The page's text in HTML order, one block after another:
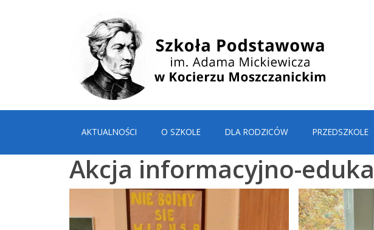
AKTUALNOŚCI O SZKOLE DLA RODZICÓW PRZEDSZKOLE
Akcja informacyjno-